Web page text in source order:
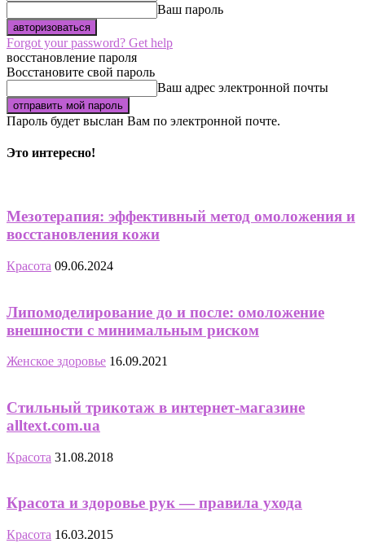
Ваш пароль
Forgot your password? Get help
восстановление пароля
Восстановите свой пароль
Ваш адрес электронной почты
Пароль будет выслан Вам по электронной почте.
Это интересно!
Мезотерапия: эффективный метод омоложения и
восстановления кожи
Красота 09.06.2024
Липомоделирование до и после: омоложение
внешности с минимальным риском
Женское здоровье 16.09.2021
Стильный трикотаж в интернет-магазине
alltext.com.ua
Красота 31.08.2018
Красота и здоровье рук — правила ухода
Красота 16.03.2015